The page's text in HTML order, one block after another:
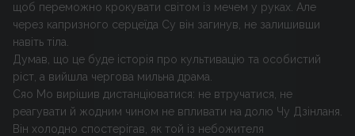
щоб переможно крокувати світом із мечем у руках. Але
через капризного серцеїда Су він загинув, не залишивши
навіть тіла.
Думав, що це буде історія про культивацію та особистий
ріст, а вийшла чергова мильна драма.
Сяо Мо вирішив дистанціюватися: не втручатися, не
реагувати й жодним чином не впливати на долю Чу Дзінланя.
Він холодно спостерігав, як той із небожителя